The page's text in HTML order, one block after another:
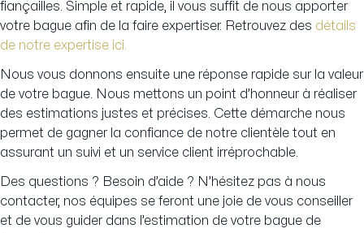
fiançailles. Simple et rapide, il vous suffit de nous apporter
votre bague afin de la faire expertiser. Retrouvez des détails
de notre expertise ici.
Nous vous donnons ensuite une réponse rapide sur la valeur
de votre bague. Nous mettons un point d’honneur à réaliser
des estimations justes et précises. Cette démarche nous
permet de gagner la confiance de notre clientèle tout en
assurant un suivi et un service client irréprochable.
Des questions ? Besoin d’aide ? N’hésitez pas à nous
contacter, nos équipes se feront une joie de vous conseiller
et de vous guider dans l’estimation de votre bague de